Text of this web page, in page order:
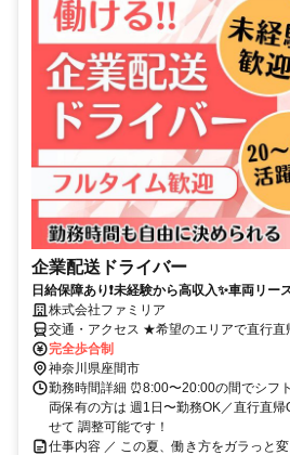
企業配送ドライバー
日給保障あり❗未経験から高収入✨車両リー
株式会社ファミリア
交通・アクセス ★希望のエリアで直行直
完全歩合制
神奈川県座間市
勤務時間詳細 ⏰8:00〜20:00の間でシフ
両保有の方は 週1日〜勤務OK／直行直帰
せて 調整可能です！
仕事内容 ／ この夏、働き方をガラっと